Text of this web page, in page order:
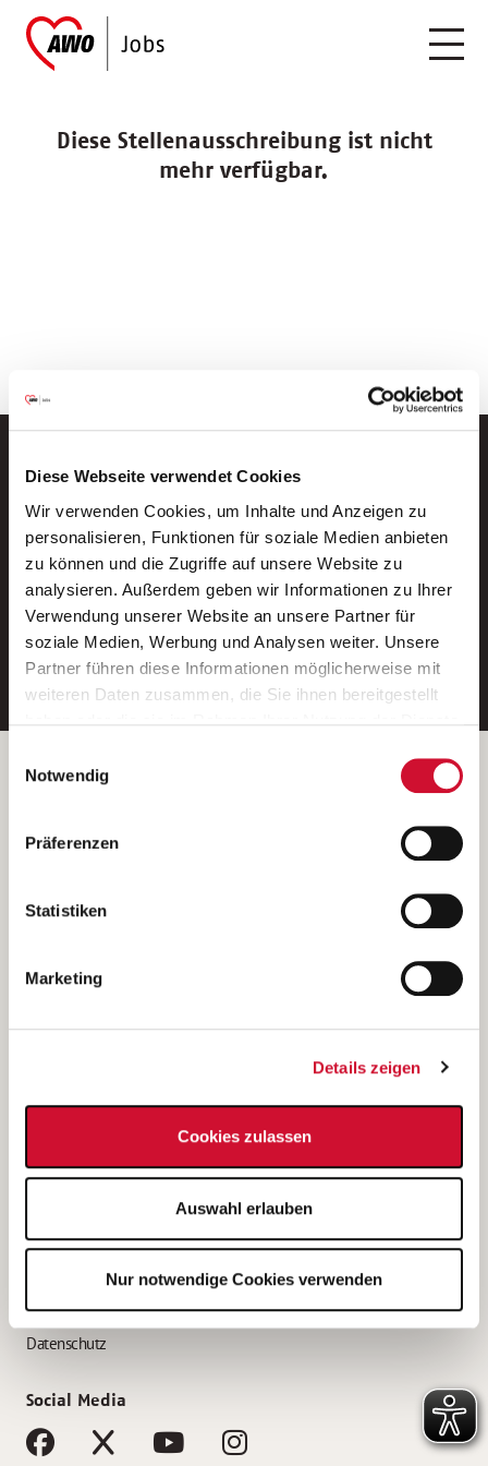
Diese Webseite verwendet Cookies
Wir verwenden Cookies, um Inhalte und Anzeigen zu
personalisieren, Funktionen für soziale Medien anbieten
zu können und die Zugriffe auf unsere Website zu
analysieren. Außerdem geben wir Informationen zu Ihrer
Verwendung unserer Website an unsere Partner für
soziale Medien, Werbung und Analysen weiter. Unsere
Partner führen diese Informationen möglicherweise mit
weiteren Daten zusammen, die Sie ihnen bereitgestellt
Wenn Sie auf „Cookies zulassen“ klicken, so stimmen
Sie der Speicherung sämtlicher Cookies zu. Sie können
Ihre Einwilligung selbstverständlich jederzeit widerrufen,
indem Sie die Cookie-Einstellungen aufrufen und diese
unsererDatenschutzerklärung
Notwendig
Präferenzen
Statistiken
Marketing
Details zeigen
Cookies zulassen
Auswahl erlauben
Nur notwendige Cookies verwenden
Diese Stellenausschreibung ist nicht
mehr verfügbar.
Neue Stellen per E-Mail.
Ein kostenloser Service von AWO
Jobs.
E-Mail-Adresse eintragen
Betreiber der Webseite
Kantstraße 45a
(Ein Tochterunternehmen des AWO Bezirksverbandes Unterfranken
e.V.)
Bewerbung als Altenpflegehelfer*in
Bewerbung als Erzieher*in
AWO Gliederungen nach Bundesland
Impressum
Datenschutz
Social Media